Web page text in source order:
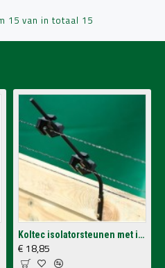
15 van in totaal 15
Koltec isolatorsteunen met isolatoren voor op schutting (4 stuks)
€ 18,85